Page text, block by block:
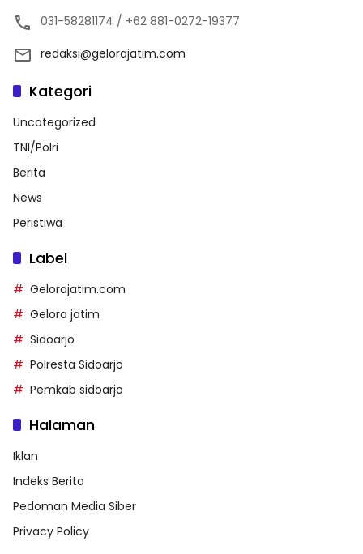
031-58281174 / +62 881-0272-19377
redaksi@gelorajatim.com
Kategori
Uncategorized
TNI/Polri
Berita
News
Peristiwa
Label
Gelorajatim.com
Gelora jatim
Sidoarjo
Polresta Sidoarjo
Pemkab sidoarjo
Halaman
Iklan
Indeks Berita
Pedoman Media Siber
Privacy Policy